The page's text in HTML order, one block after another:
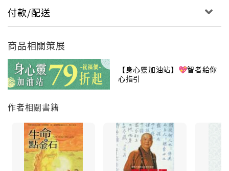
付款/配送
商品相關策展
【身心靈加油站】💖智者給你
心指引
作者相關書籍